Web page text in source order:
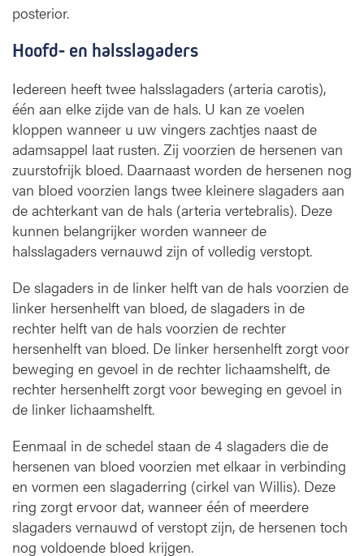
posterior.
Hoofd- en halsslagaders
Iedereen heeft twee halsslagaders (arteria carotis),
één aan elke zijde van de hals. U kan ze voelen
kloppen wanneer u uw vingers zachtjes naast de
adamsappel laat rusten. Zij voorzien de hersenen van
zuurstofrijk bloed. Daarnaast worden de hersenen nog
van bloed voorzien langs twee kleinere slagaders aan
de achterkant van de hals (arteria vertebralis). Deze
kunnen belangrijker worden wanneer de
halsslagaders vernauwd zijn of volledig verstopt.
De slagaders in de linker helft van de hals voorzien de
linker hersenhelft van bloed, de slagaders in de
rechter helft van de hals voorzien de rechter
hersenhelft van bloed. De linker hersenhelft zorgt voor
beweging en gevoel in de rechter lichaamshelft, de
rechter hersenhelft zorgt voor beweging en gevoel in
de linker lichaamshelft.
Eenmaal in de schedel staan de 4 slagaders die de
hersenen van bloed voorzien met elkaar in verbinding
en vormen een slagaderring (cirkel van Willis). Deze
ring zorgt ervoor dat, wanneer één of meerdere
slagaders vernauwd of verstopt zijn, de hersenen toch
nog voldoende bloed krijgen.